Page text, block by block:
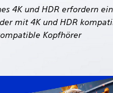
4K und HDR erfordern
mit 4K und HDR
Kopfhörer